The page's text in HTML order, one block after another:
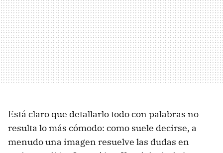
Está claro que detallarlo todo con palabras no
resulta lo más cómodo: como suele decirse, a
menudo una imagen resuelve las dudas en